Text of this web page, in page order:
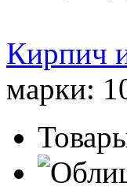
Кирпич
марки: